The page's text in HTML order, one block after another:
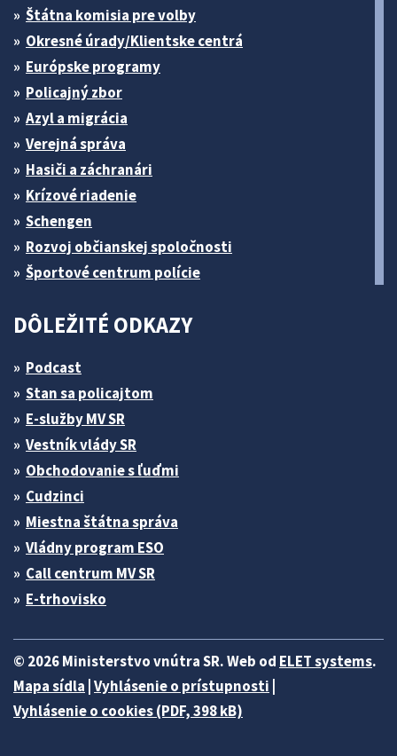
Štátna komisia pre volby
Okresné úrady/Klientske centrá
Európske programy
Policajný zbor
Azyl a migrácia
Verejná správa
Hasiči a záchranári
Krízové riadenie
Schengen
Rozvoj občianskej spoločnosti
Športové centrum polície
DÔLEŽITÉ ODKAZY
Podcast
Stan sa policajtom
E-služby MV SR
Vestník vlády SR
Obchodovanie s ľuďmi
Cudzinci
Miestna štátna správa
Vládny program ESO
Call centrum MV SR
E-trhovisko
© 2026 Ministerstvo vnútra SR. Web od ELET systems.
Mapa sídla Vyhlásenie o prístupnosti
Vyhlásenie o cookies (PDF, 398 kB)